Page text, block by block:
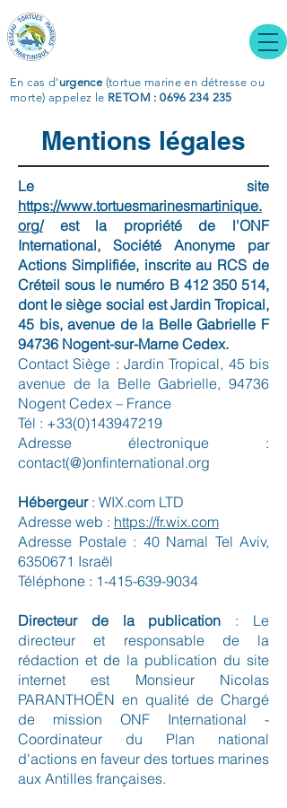
En cas d' urgence (tortue marine en détresse ou
morte) appelez le RETOM : 0696 234 235
Mentions légales
Le site
https://www.tortuesmarinesmartinique.
org/est la propriété de l'ONF
International, Société Anonyme par
Actions Simplifiée, inscrite au RCS de
Créteil sous le numéro B 412 350 514,
dont le siège social est Jardin Tropical,
45 bis, avenue de la Belle Gabrielle F
94736 Nogent-sur-Marne Cedex.
​Contact Siège : Jardin Tropical, 45 bis
avenue de la Belle Gabrielle, 94736
Nogent Cedex – France
Tél : +33(0)143947219
Adresse électronique :
contact(@)onfinternational.org
Hébergeur : WIX.com LTD
Adresse web : https://fr.wix.com
Adresse Postale : 40 Namal Tel Aviv,
6350671 Israël
Téléphone : 1-415-639-9034
Directeur de la publication : Le
directeur et responsable de la
rédaction et de la publication du site
internet est Monsieur Nicolas
PARANTHOËN en qualité de Chargé
de mission ONF International -
Coordinateur du Plan national
d'actions en faveur des tortues marines
aux Antilles françaises.